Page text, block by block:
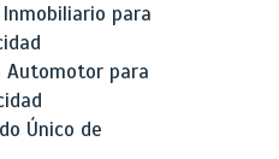
para
Automotor para
Único de